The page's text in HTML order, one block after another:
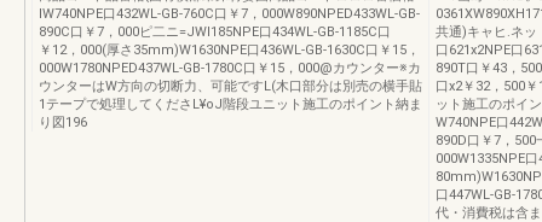
lW740NPE口432WL-GB-760C口￥7，000W890NPED433WL-GB-
890C口￥7，000ピ二ニ=JWl185NPE口434WL-GB-1185C口
￥12，000(厚さ35mm)W1630NPE口436WL-GB-1630C口￥15，
000W1780NPED437WL-GB-1780C口￥15，000@カウンター※カ
ウンターはW方向の切断力、可能ですL(木口部分は別売の横手貼
1テープで処理してくださL¥oJ階段ユニット施工のポイント納ま
り図196
共通)キャヒ.ネッ
口621x2NPE口
890T口￥43，
口x2￥32，500
ット施工のポイ
W740NPE口
890D口￥7，500
000W1335NPE
口447WL-GB-
代・消費税は含